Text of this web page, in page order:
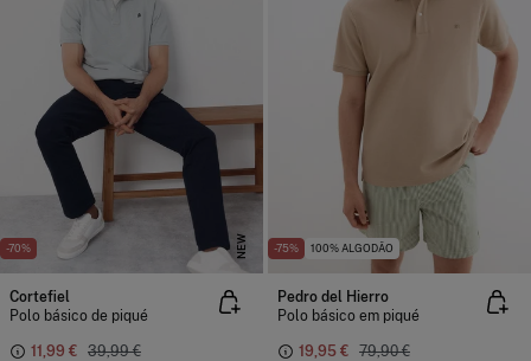
-70% NEW
Cortefiel
Polo básico de piqué
11,99 € 39,99 €
-75% 100% ALGODÃO
Pedro del Hierro
Polo básico em piqué
19,95 € 79,90 €